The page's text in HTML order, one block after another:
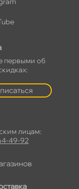
первыми о
лицам:
49-92